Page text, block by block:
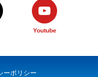
Youtube
ーポリシー